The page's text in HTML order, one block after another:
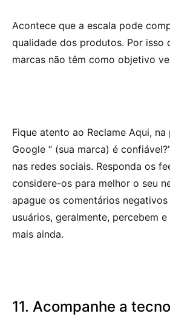
Acontece que a escala pode
qualidade dos produtos. Por isso
marcas não têm como objetivo
Fique atento ao Reclame Aqui,
Google “ (sua marca) é
nas redes sociais. Responda os
considere-os para melhor o seu
apague os comentários
usuários, geralmente, percebem
mais ainda.
11. Acompanhe a